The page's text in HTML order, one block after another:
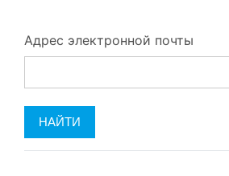
Адрес электронной почты